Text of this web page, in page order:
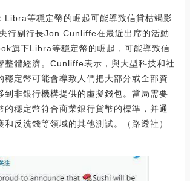
Libra等穩定幣的崛起可能導致信貸枯竭影
行副行長Jon Cunliffe在最近出席的活動
旗下Libra等穩定幣的崛起，可能導致信
整體經濟。Cunliffe表示，與大型科技和社
穩定幣可能會導致人們把大部分或全部資
到非銀行機構提供的虛擬錢包。當局需要
的穩定幣符合商業銀行貨幣的標準，并通
和反洗錢等領域的其他測試。（路透社）